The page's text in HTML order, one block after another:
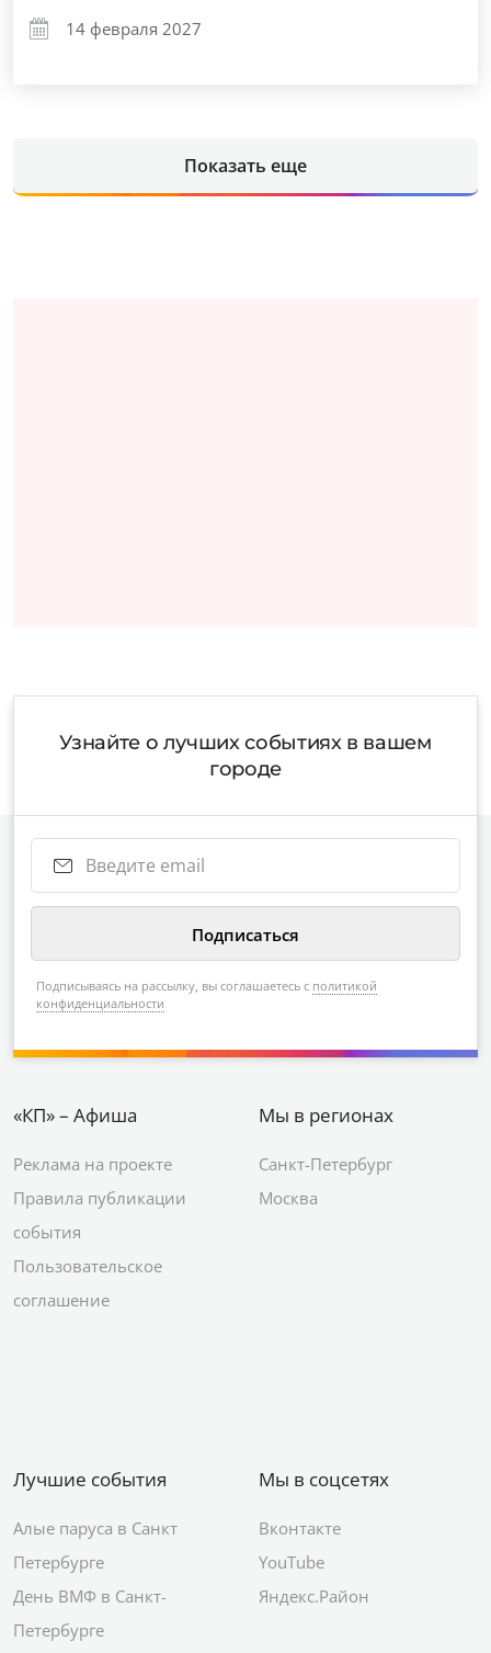
14 февраля 2027
Показать еще
Узнайте о лучших событиях в вашем
городе
Подписываясь на рассылку, вы соглашаетесь с политикой
конфиденциальности
«КП» – Афиша
Реклама на проекте
Правила публикации
события
Пользовательское
соглашение
Мы в регионах
Санкт-Петербург
Москва
Лучшие события
Алые паруса в Санкт
Петербурге
День ВМФ в Санкт-
Петербурге
Мы в соцсетях
Вконтакте
YouTube
Яндекс.Район